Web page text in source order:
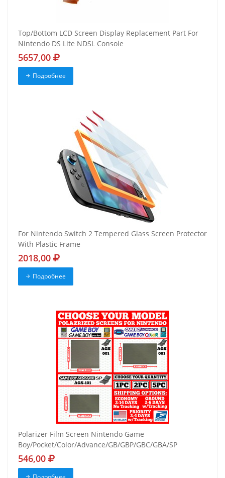
Top/Bottom LCD Screen Display Replacement Part For
Nintendo DS Lite NDSL Console
5657,00
Подробнее
For Nintendo Switch 2 Tempered Glass Screen Protector
With Plastic Frame
2018,00
Подробнее
Polarizer Film Screen Nintendo Game
Boy/Pocket/Color/Advance/GB/GBP/GBC/GBA/SP
546,00